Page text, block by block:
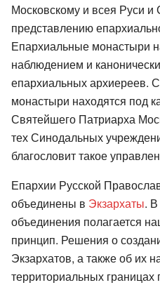
Московскому и всея Руси
представлению
Епархиальные монастыри
наблюдением и
епархиальных архиереев.
монастыри находятся под
Святейшего Патриарха
тех Синодальных
благословит такое
Епархии Русской
объединены в Экзархаты. В
объединения полагается
принцип. Решения о
Экзархатов, а также об их
территориальных